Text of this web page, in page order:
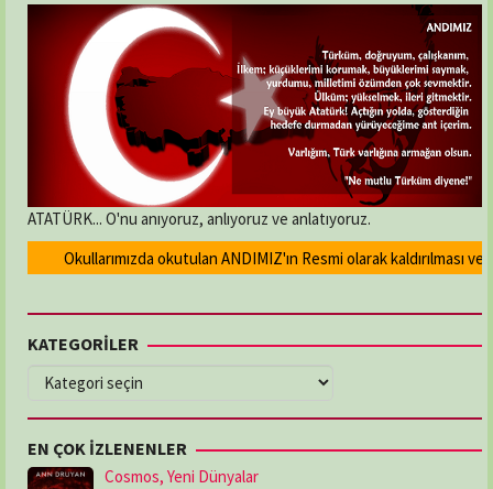
ATATÜRK... O'nu anıyoruz, anlıyoruz ve anlatıyoruz.
Okullarımızda okutulan ANDIMIZ'ın Resmi olarak kaldırılması ve
KATEGORİLER
KATEGORİLER
EN ÇOK İZLENENLER
Cosmos, Yeni Dünyalar